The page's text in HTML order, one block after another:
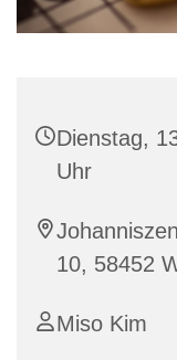
Dienstag,
Uhr
10, 58452
Miso Kim